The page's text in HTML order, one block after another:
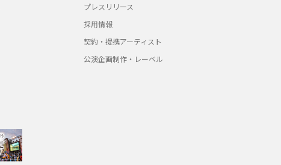
プレスリリース
採用情報
契約・提携アーティスト
公演企画制作・レーベル